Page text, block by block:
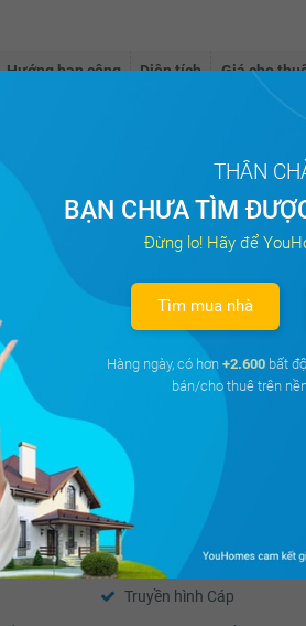
Hướng ban công Diện tích Giá cho
73 m² 12,50 triệu
Thiết bị báo cháy
Truyền hình Cáp
THÂN
BẠN CHƯA TÌM
Đừng lo! Hãy để
Tìm mua nhà
Hàng ngày, có hơn +2.600 bất
bán/cho thuê trên